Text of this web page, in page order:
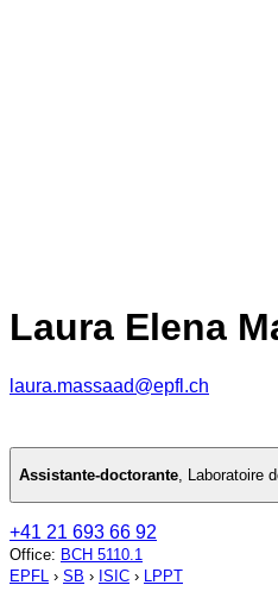
Laura Elena
laura.massaad@epfl.ch
Assistante-doctorante, Laboratoire
+41 21 693 66 92
Office: BCH 5110.1
EPFL › SB › ISIC › LPPT